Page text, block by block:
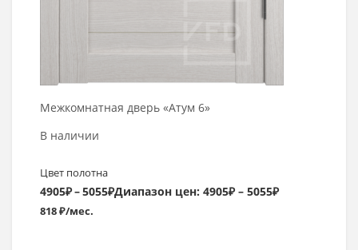
Межкомнатная дверь «Атум 6»
В наличии
Цвет полотна
4905₽–5055₽Диапазон цен: 4905₽ – 5055₽
818 ₽/мес.